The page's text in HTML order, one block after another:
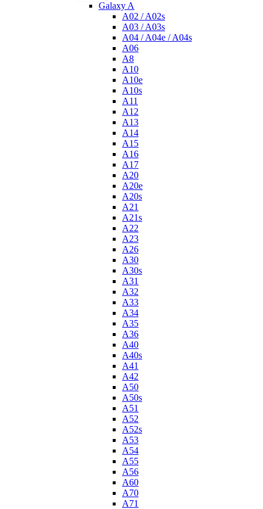
Galaxy A
A02 / A02s
A03 / A03s
A04 / A04e / A04s
A06
A8
A10
A10e
A10s
A11
A12
A13
A14
A15
A16
A17
A20
A20e
A20s
A21
A21s
A22
A23
A26
A30
A30s
A31
A32
A33
A34
A35
A36
A40
A40s
A41
A42
A50
A50s
A51
A52
A52s
A53
A54
A55
A56
A60
A70
A71